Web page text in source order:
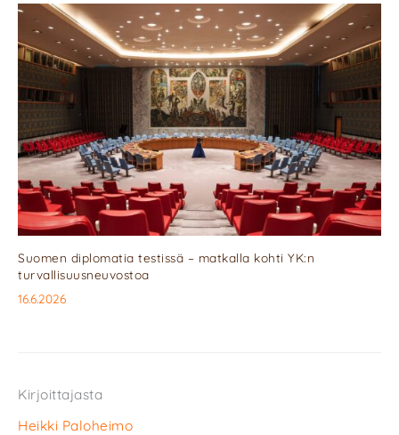
Suomen diplomatia testissä – matkalla kohti YK:n
turvallisuusneuvostoa
16.6.2026
Kirjoittajasta
Heikki Paloheimo